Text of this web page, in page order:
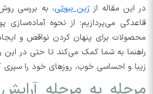
در این مقاله از ژین بیوتی، به بررسی
قاعدگی می‌پردازیم؛ از نحوه آماده‌سازی
محصولات برای پنهان کردن نواقص و
راهنما به شما کمک می‌کند تا حتی در این
زیبا و احساسی خوب، روزهای خود را سپری